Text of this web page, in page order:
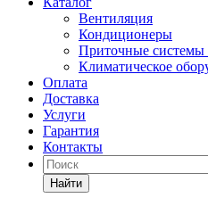
Вентиляция
Кондиционеры
Приточные системы
Климатическое
Оплата
Доставка
Услуги
Гарантия
Контакты
Найти